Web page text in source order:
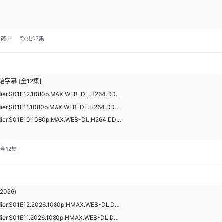
中 更07集
字幕][全12集]
The.Legend.of.Kitchen.Soldier.S01E12.1080p.MAX.WEB-DL.H264.DDP2.0-PanWEB.mkv
The.Legend.of.Kitchen.Soldier.S01E11.1080p.MAX.WEB-DL.H264.DDP2.0-PanWEB.mkv
The.Legend.of.Kitchen.Soldier.S01E10.1080p.MAX.WEB-DL.H264.DDP2.0-PanWEB.mkv
全12集
The.Legend.of.Kitchen.Soldier.S01E12.2026.1080p.HMAX.WEB-DL.DDP2.0.H.264.mkv
The.Legend.of.Kitchen.Soldier.S01E11.2026.1080p.HMAX.WEB-DL.DDP2.0.H.264.mkv